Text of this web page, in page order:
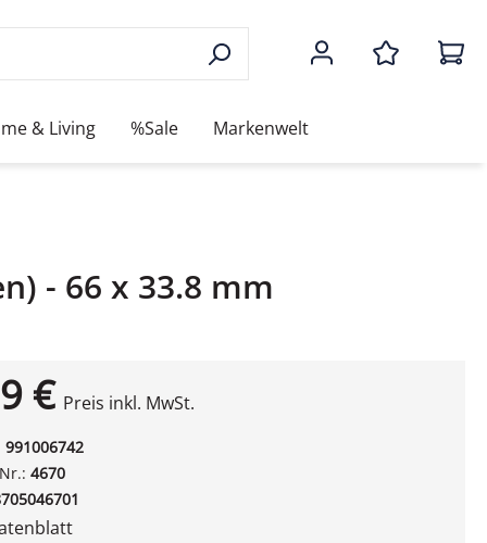
& Living %Sale Markenwelt
- 66 x 33.8 mm
€ Preis inkl. MwSt.
991006742
4670